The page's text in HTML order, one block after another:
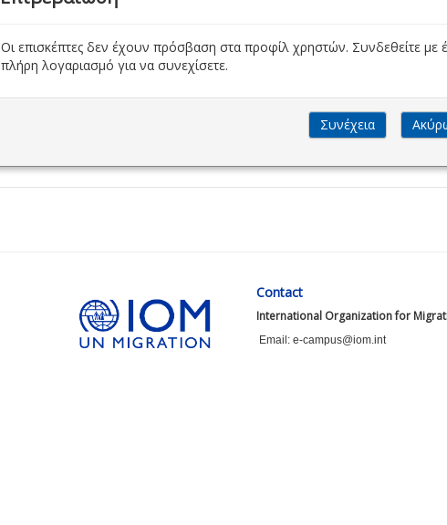
Οι επισκέπτες δεν έχουν πρόσβαση στα προφίλ χρηστών. Συνδεθείτε με
πλήρη λογαριασμό για να συνεχίσετε.
Contact
International Organization for
Email: e-campus@iom.int